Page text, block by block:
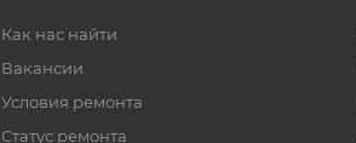
Как нас найти
Вакансии
Условия ремонта
Статус ремонта